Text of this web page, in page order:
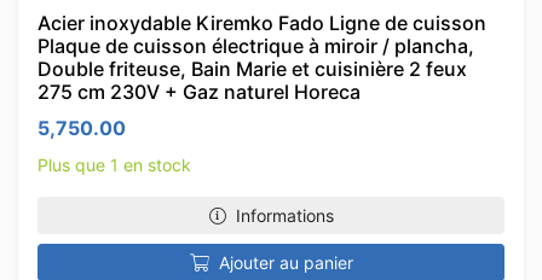
Acier inoxydable Kiremko Fado Ligne de cuisson
Plaque de cuisson électrique à miroir / plancha,
Double friteuse, Bain Marie et cuisinière 2 feux
275 cm 230V + Gaz naturel Horeca
5,750.00
Plus que 1 en stock
Informations
Ajouter au panier